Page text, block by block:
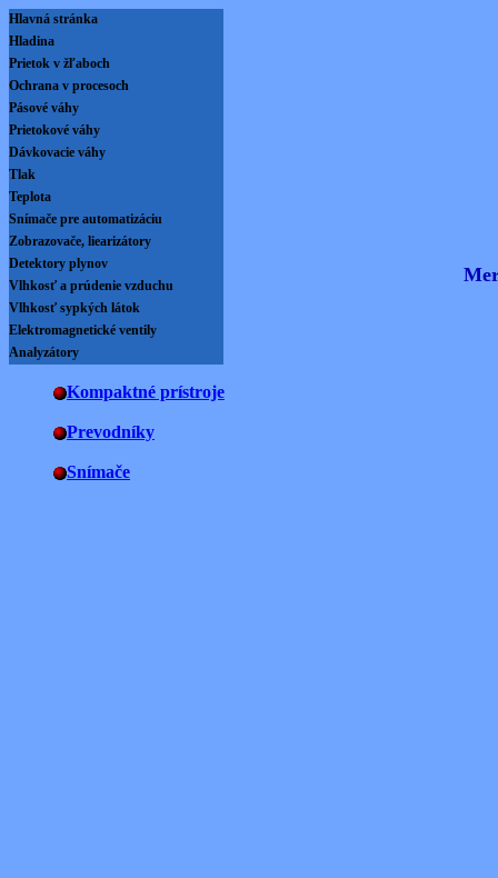
Hlavná stránka
Hladina
Prietok v žľaboch
Ochrana v procesoch
Pásové váhy
Prietokové váhy
Dávkovacie váhy
Tlak
Teplota
Snímače pre automatizáciu
Zobrazovače, liearizátory
Detektory plynov
Vlhkosť a prúdenie vzduchu
Vlhkosť sypkých látok
Elektromagnetické ventily
Analyzátory
Kompaktné prístroje
Prevodníky
Snímače